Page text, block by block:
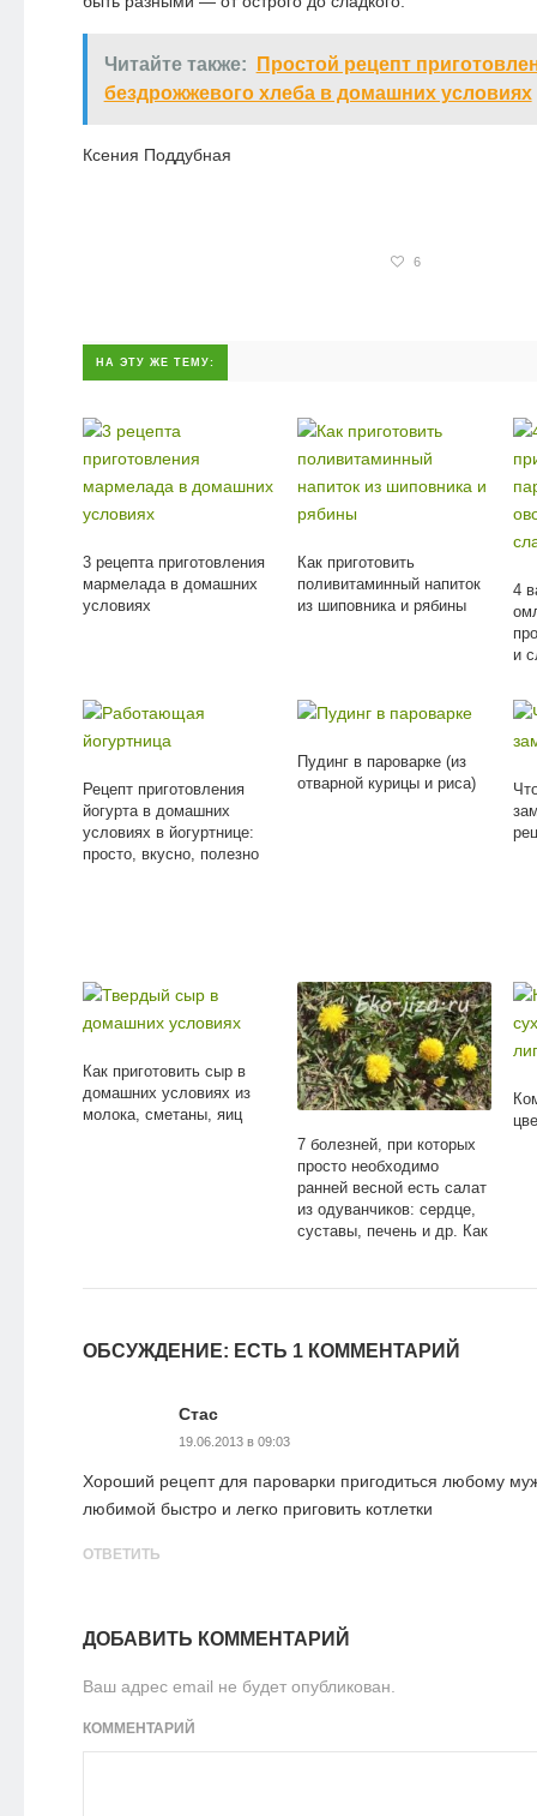
Читайте также:
Простой рецепт
бездрожжевого хлеба в домашних условиях
Ксения Поддубная
6
НА ЭТУ ЖЕ ТЕМУ:
3 рецепта приготовления
мармелада в домашних
условиях
Как приготовить
поливитаминный напиток
из шиповника и рябины
4
и
Рецепт приготовления
йогурта в домашних
условиях в йогуртнице:
просто, вкусно, полезно
Пудинг в пароварке (из
отварной курицы и риса)
Как приготовить сыр в
домашних условиях из
молока, сметаны, яиц
7 болезней, при которых
просто необходимо
ранней весной есть салат
из одуванчиков: сердце,
суставы, печень и др. Как
ОБСУЖДЕНИЕ: ЕСТЬ 1 КОММЕНТАРИЙ
Стас
19.06.2013 в 09:03
Хороший рецепт для пароварки пригодиться любому
любимой быстро и легко приговить котлетки
ОТВЕТИТЬ
ДОБАВИТЬ КОММЕНТАРИЙ
Ваш адрес email не будет опубликован.
КОММЕНТАРИЙ